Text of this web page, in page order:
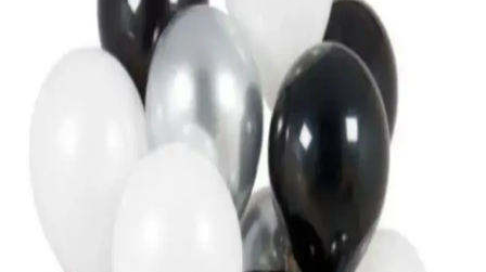
Diş Şeklinde Folyo Balon ve Pembe Konfetili Şeffaf
Balon Seti Karşılaştırması
İki farklı parti balonu setini karşılaştırıyoruz: Diş şeklinde folyo
balon ve pembe konfetli şeffaf balon seti. Her biri farklı özellikler ve
kullanım avantajları sunar, kutlamalarınıza uygun olanı seçmek için
Huzur Party Store Bride To Be Simli Eva Taç
Düğün ve Bekarlığa Veda Partisi Aksesuarı